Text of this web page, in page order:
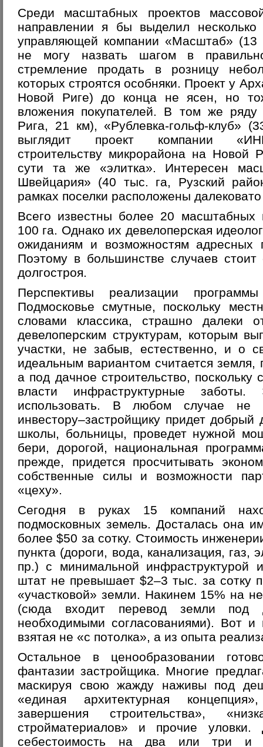
Среди масштабных проектов
направлении я бы выделил
управляющей компании «Масштаб» (13
не могу назвать шагом в
стремление продать в розницу
которых строятся особняки. Проект у
Новой Риге) до конца не ясен, но
вложения покупателей. В том же
Рига, 21 км), «Рублевка-гольф-клуб»
выглядит проект компании
строительству микрорайона на Новой
сути та же «элитка». Интересен
Швейцария» (40 тыс. га, Рузский
рамках поселки расположены
Всего известны более 20 масштабных
100 га. Однако их девелоперская
ожиданиям и возможностям адресных
Поэтому в большинстве случаев
долгостроя.
Перспективы реализации
Подмосковье смутные, поскольку
словами классика, страшно далеки
девелоперским структурам, которым
участки, не забыв, естественно, и о
идеальным вариантом считается
а под дачное строительство,
власти инфраструктурные
использовать. В любом случае не
инвестору–застройщику придет добрый
школы, больницы, проведет нужной
бери, дорогой, национальная
прежде, придется просчитывать
собственные силы и возможности
«цеху».
Сегодня в руках 15 компаний
подмосковных земель. Досталась она
более $50 за сотку. Стоимость
пункта (дороги, вода, канализация, газ,
пр.) с минимальной инфраструктурой
штат не превышает $2–3 тыс. за сотку
«участковой» земли. Накинем 15% на
(сюда входит перевод земли под
необходимыми согласованиями). Вот и
взятая не «с потолка», а из опыта
Остальное в ценообразовании
фантазии застройщика. Многие
маскируя свою жажду наживы под
«единая архитектурная
завершения строительства»,
стройматериалов» и прочие
себестоимость на два или три и